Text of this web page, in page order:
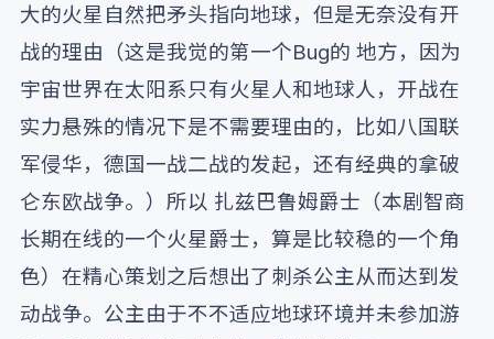
大的火星自然把矛头指向地球，但是无奈没有开
战的理由（这是我觉的第一个Bug的 地方，因为
宇宙世界在太阳系只有火星人和地球人，开战在
实力悬殊的情况下是不需要理由的，比如八国联
军侵华，德国一战二战的发起，还有经典的拿破
仑东欧战争。）所以 扎兹巴鲁姆爵士（本剧智商
长期在线的一个火星爵士，算是比较稳的一个角
色）在精心策划之后想出了刺杀公主从而达到发
动战争。公主由于不不适应地球环境并未参加游